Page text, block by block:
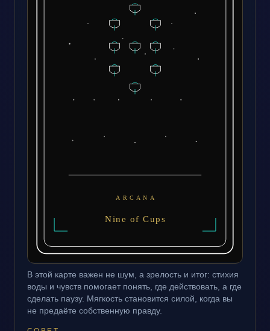
В этой карте важен не шум, а зрелость и итог: стихия
воды и чувств помогает понять, где действовать, а где
сделать паузу. Мягкость становится силой, когда вы
не предаёте собственную правду.